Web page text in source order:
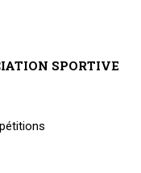
SPORTIVE